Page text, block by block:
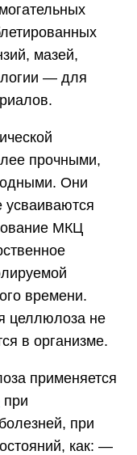
мазей,
— для
прочными,
Они
усваиваются
МКЦ
времени.
целлюлоза не
в организме.
применяется
при
при
как: —